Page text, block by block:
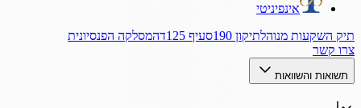
אינפיניטי
תיק השקעות מנוהלתיקון 190 סעיף 125ד
המסלקה הפנסיונית
צרו קשר
תשואות והשוואות